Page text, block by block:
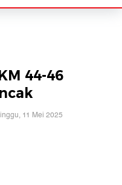
44-46
11 Mei 2025